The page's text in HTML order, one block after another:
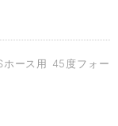
ホース用 45度フォー